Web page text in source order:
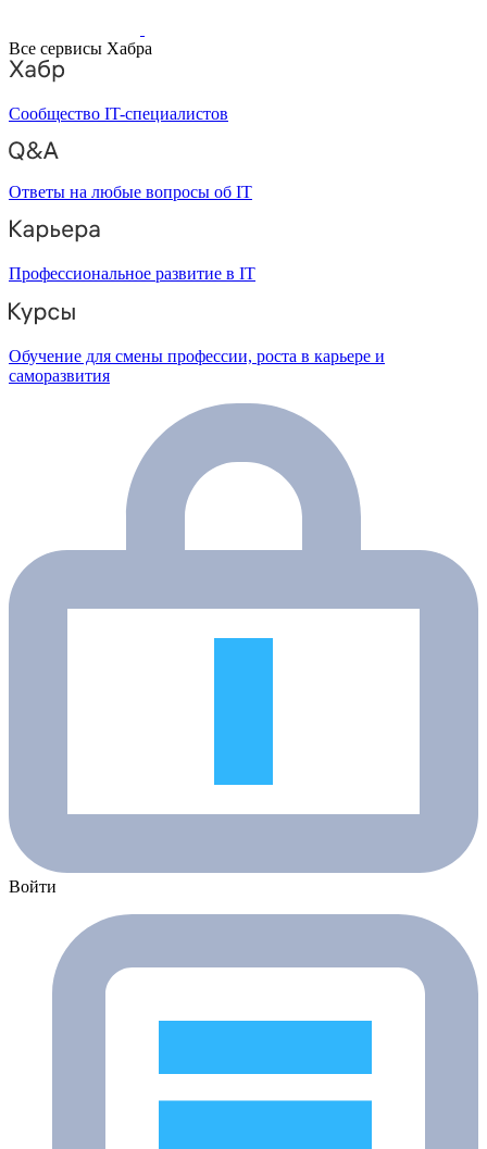
Все сервисы Хабра
Сообщество IT-специалистов
Ответы на любые вопросы об IT
Профессиональное развитие в IT
Обучение для смены профессии, роста в карьере и
саморазвития
Войти